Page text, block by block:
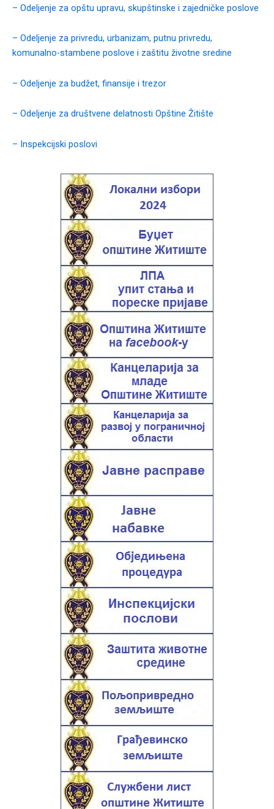
– Odeljenje za opštu upravu, skupštinske i zajedničke poslove
– Odeljenje za privredu, urbanizam, putnu privredu,
komunalno-stambene poslove i zaštitu životne sredine
– Odeljenje za budžet, finansije i trezor
– Odeljenje za društvene delatnosti Opštine Žitište
– Inspekcijski poslovi